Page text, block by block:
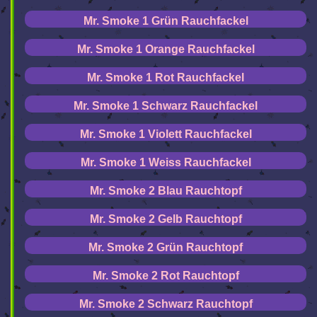
Mr. Smoke 1 Grün Rauchfackel
Mr. Smoke 1 Orange Rauchfackel
Mr. Smoke 1 Rot Rauchfackel
Mr. Smoke 1 Schwarz Rauchfackel
Mr. Smoke 1 Violett Rauchfackel
Mr. Smoke 1 Weiss Rauchfackel
Mr. Smoke 2 Blau Rauchtopf
Mr. Smoke 2 Gelb Rauchtopf
Mr. Smoke 2 Grün Rauchtopf
Mr. Smoke 2 Rot Rauchtopf
Mr. Smoke 2 Schwarz Rauchtopf